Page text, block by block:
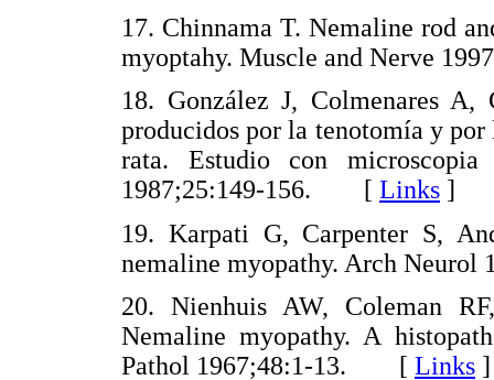
17. Chinnama T. Nemaline rod
myoptahy. Muscle and Nerve
18. González J, Colmenares
producidos por la tenotomía y
rata. Estudio con
1987;25:149-156. [ Links ]
19. Karpati G, Carpenter S,
nemaline myopathy. Arch
20. Nienhuis AW, Coleman
Nemaline myopathy. A
Pathol 1967;48:1-13. [ Links ]